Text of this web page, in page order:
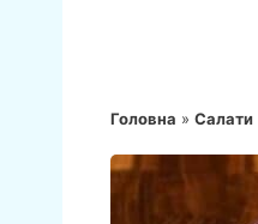
Головна » Салати